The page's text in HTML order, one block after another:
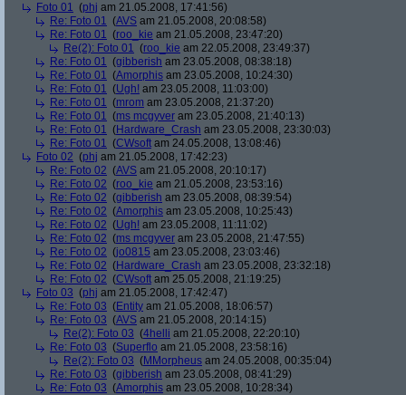
Foto 01 (phj am 21.05.2008, 17:41:56)
Re: Foto 01 (AVS am 21.05.2008, 20:08:58)
Re: Foto 01 (roo_kie am 21.05.2008, 23:47:20)
Re(2): Foto 01 (roo_kie am 22.05.2008, 23:49:37)
Re: Foto 01 (gibberish am 23.05.2008, 08:38:18)
Re: Foto 01 (Amorphis am 23.05.2008, 10:24:30)
Re: Foto 01 (Ugh! am 23.05.2008, 11:03:00)
Re: Foto 01 (mrom am 23.05.2008, 21:37:20)
Re: Foto 01 (ms mcgyver am 23.05.2008, 21:40:13)
Re: Foto 01 (Hardware_Crash am 23.05.2008, 23:30:03)
Re: Foto 01 (CWsoft am 24.05.2008, 13:08:46)
Foto 02 (phj am 21.05.2008, 17:42:23)
Re: Foto 02 (AVS am 21.05.2008, 20:10:17)
Re: Foto 02 (roo_kie am 21.05.2008, 23:53:16)
Re: Foto 02 (gibberish am 23.05.2008, 08:39:54)
Re: Foto 02 (Amorphis am 23.05.2008, 10:25:43)
Re: Foto 02 (Ugh! am 23.05.2008, 11:11:02)
Re: Foto 02 (ms mcgyver am 23.05.2008, 21:47:55)
Re: Foto 02 (jo0815 am 23.05.2008, 23:03:46)
Re: Foto 02 (Hardware_Crash am 23.05.2008, 23:32:18)
Re: Foto 02 (CWsoft am 25.05.2008, 21:19:25)
Foto 03 (phj am 21.05.2008, 17:42:47)
Re: Foto 03 (Entity am 21.05.2008, 18:06:57)
Re: Foto 03 (AVS am 21.05.2008, 20:14:15)
Re(2): Foto 03 (4helli am 21.05.2008, 22:20:10)
Re: Foto 03 (Superflo am 21.05.2008, 23:58:16)
Re(2): Foto 03 (MMorpheus am 24.05.2008, 00:35:04)
Re: Foto 03 (gibberish am 23.05.2008, 08:41:29)
Re: Foto 03 (Amorphis am 23.05.2008, 10:28:34)